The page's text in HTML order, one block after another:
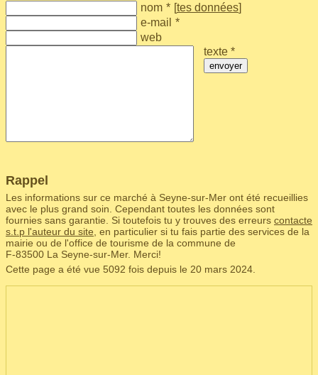
nom * [tes données]
e-mail *
web
texte *
envoyer
Rappel
Les informations sur ce marché à Seyne-sur-Mer ont été recueillies
avec le plus grand soin. Cependant toutes les données sont
fournies sans garantie. Si toutefois tu y trouves des erreurs contacte
s.t.p l'auteur du site , en particulier si tu fais partie des services de la
mairie ou de l'office de tourisme de la commune de
F‑83500 La Seyne-sur-Mer. Merci!
Cette page a été vue 5092 fois depuis le 20 mars 2024.